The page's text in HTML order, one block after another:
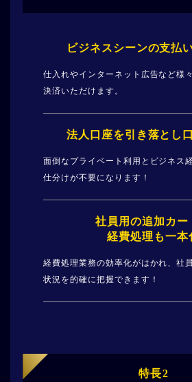
ビジネスシーンの支払
仕入れやインターネット広告など様
決済いただけます。
法人口座を引き落とし
面倒なプライベート利用とビジネス
仕分けが不要になります！
社員用の追加カー
経費処理も一本
経費処理業務の効率化がはかれ、社
状況を的確に把握できます！
特長2